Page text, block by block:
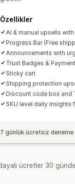
Özellikler
AI & manual upsells
Progress Bar (Free
Announcements with
Trust Badges &
Sticky cart
Shipping protection
Discount code box and
SKU level daily insights
7 günlük ücretsiz deneme
ücretler 30 günde